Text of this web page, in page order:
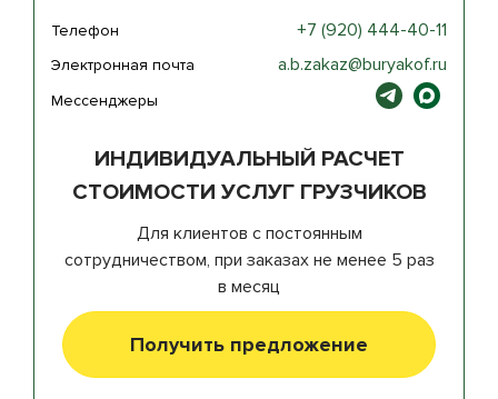
ИНДИВИДУАЛЬНЫЙ РАСЧЕТ
СТОИМОСТИ УСЛУГ ГРУЗЧИКОВ
Для клиентов с постоянным
сотрудничеством, при заказах не менее 5 раз
в месяц
Получить предложение
Телефон +7 (920) 444-40-11
Электронная почта a.b.zakaz@buryakof.ru
Мессенджеры